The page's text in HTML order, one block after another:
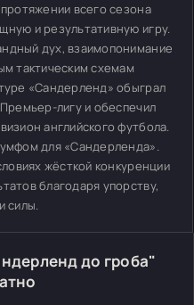
всего сезона
и результативную игру.
дух, взаимопонимание
тактическим схемам
«Сандерленд» обыграл
лигу и обеспечил
английского футбола.
для «Сандерленда».
жёсткой конкуренции
благодаря упорству,
силы.
до гроба"